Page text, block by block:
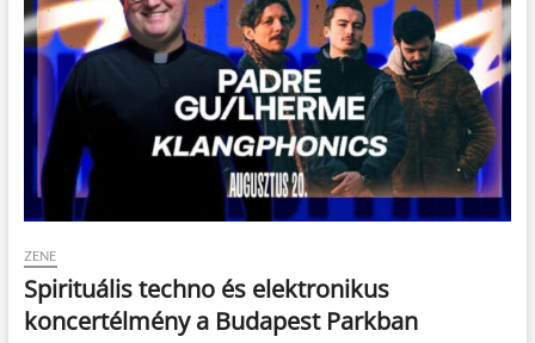
ZENE
Spirituális techno és elektronikus
koncertélmény a Budapest Parkban